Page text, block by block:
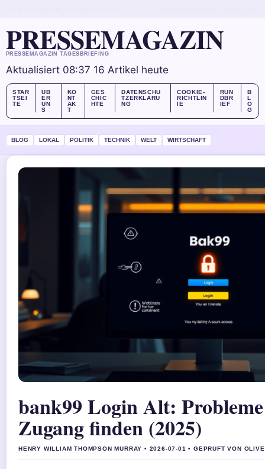
PRESSEMAGAZIN
PRESSEMAGAZIN TAGESBRIEFING
Aktualisiert 08:37 16 Artikel heute
STAR
TSEI
TE
ÜB
ER
UN
S
KO
NT
AK
T
GES
CHIC
HTE
DATENSCHU
TZERKLÄRU
NG
COOKIE-
RICHTLIN
IE
RUN
DBR
IEF
B
L
O
G
BLOG LOKAL POLITIK TECHNIK WELT WIRTSCHAFT
bank99 Login Alt:
Zugang finden (2025)
HENRY WILLIAM THOMPSON MURRAY • 2026-07-01 • GEPRUFT VON